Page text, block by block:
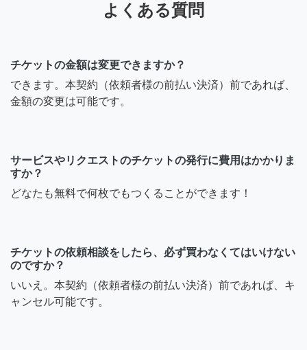
よくある質問
チケットの金額は変更できますか？
できます。本契約（依頼者様の前払い決済）前であれば、
金額の変更は可能です。
サービスやリクエストのチケットの発行に費用はかかりま
すか？
どなたも無料で何枚でもつくることができます！
チケットの依頼相談をしたら、必ず買わなくてはいけない
のですか？
いいえ。本契約（依頼者様の前払い決済）前であれば、キ
ャンセル可能です。